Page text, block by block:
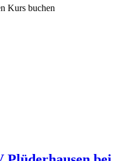
Kurs buchen